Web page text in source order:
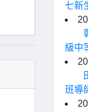
七新
級中
班導